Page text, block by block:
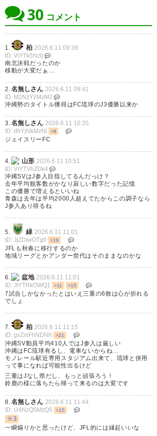
#沖縄SV
— ハクゥテ (hakuute)2026, 6
月 7
トロフィーリフトでスタッフも
呼びこむ沖縄SV選手
おめでと
う
— な む (nm7766)2026, 6月 7
勝利をつかんた！
おめでとう！
#沖縄SV#JFL
— 403f (403f8f83)2026, 6月 7
優勝おめでとう！
#沖縄SV#JFL
— 403f (403f8f83)2026, 6月 7
2026.6.7
(aitoto7)
沖縄 SV
優勝おめでとう
素晴らしいゲームでした〜
#アップ738
— 1/f-evetora (mtak05534841)
2026, 6月 8
30 コメント
1. 柏 2026.6.11 09:39
ID: ViYTk5Nzlj
南北決戦だったのか
移動が大変だぁ…
2. 名無しさん 2026.6.11 09:41
ID: M2NzYzMzM2
沖縄勢のタイトル獲得はFC琉球のJ3優勝以来か
3. 名無しさん 2026.6.11 10:35
ID: dhYjNkMzNl
>8
ジェイスリーFC
4. 山形 2026.6.11 10:51
ID: ViYTVhZDk4
沖縄SVはJ参入目指してるんだっけ？
去年平均観客数がかなり寂しい数字だった記憶
この優勝で増えるといいね
青森は去年は平均2000人超えてたからこの調子なら
J参入あり得るね
5. 緑 2026.6.11 11:01
ID: JjZDIwOTg0
>19
JFLも秋春に移行するのか
地域リーグとかアンダー世代はそのままなのかな
6. 盆地 2026.6.11 11:01
ID: JlYTRkOWQ1
>11 >15
7試合しかなかったとはいえ三重の6敗は心が折れる
でしょ
7. 柏 2026.6.11 11:15
ID: gxZmFhNDNh
>21
沖縄SV動員平均410人ではJ参入は厳しい
沖縄はFC琉球有るし、電車ないからね…
モノレール駅近専用スタジアム出来て、琉球と併用
って事になれば可能性出るけど
三重はJなし県だし、もっと頑張ろう！
鈴鹿の様に落ちたら帰って来るのは大変です
8. 名無しさん 2026.6.11 11:44
ID: U4NzQ5MzQ5
>15
※3
一瞬煽りかと思ったけど、JFL的には縁起いいな